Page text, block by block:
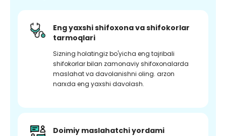
Eng yaxshi shifoxona va shifokorlar
tarmoqlari
Sizning holatingiz bo'yicha eng tajribali
shifokorlar bilan zamonaviy shifoxonalarda
maslahat va davolanishni oling. arzon
narxda eng yaxshi davolash.
Doimiy maslahatchi yordami